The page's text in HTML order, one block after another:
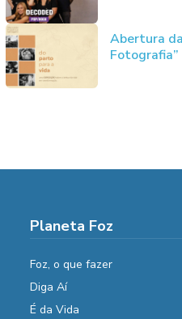
Abertura
Fotografia”
Planeta Foz
Foz, o que fazer
Diga Aí
É da Vida